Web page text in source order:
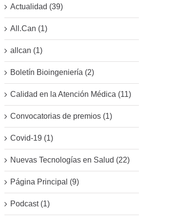
Actualidad (39)
All.Can (1)
allcan (1)
Boletín Bioingeniería (2)
Calidad en la Atención Médica (11)
Convocatorias de premios (1)
Covid-19 (1)
Nuevas Tecnologías en Salud (22)
Página Principal (9)
Podcast (1)